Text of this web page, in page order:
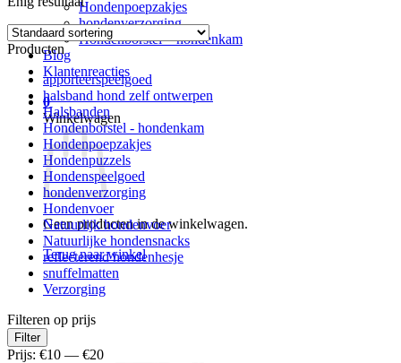
Hondenpoepzakjes
hondenverzorging
Hondenborstel – hondenkam
Blog
Klantenreacties
0
Winkelwagen
Geen producten in de winkelwagen.
Terug naar winkel
Producten
apporteerspeelgoed
halsband hond zelf ontwerpen
Halsbanden
Hondenborstel - hondenkam
Hondenpoepzakjes
Hondenpuzzels
Hondenspeelgoed
hondenverzorging
Hondenvoer
Natuurlijk hondenvoer
Natuurlijke hondensnacks
reflecterend hondenhesje
snuffelmatten
Verzorging
Filteren op prijs
Min.
prijs
Max.
prijs
Filter
Prijs: €10 — €20